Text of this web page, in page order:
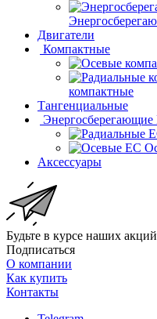
Двигатели
Компактные
компактные
Тангенциальные
Энергосберегающие
Аксессуары
Будьте в курсе наших
Подписаться
О компании
Как купить
Контакты